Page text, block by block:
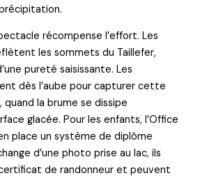
récompense l’effort. Les
les sommets du Taillefer,
pureté saisissante. Les
dès l’aube pour capturer cette
la brume se dissipe
glacée. Pour les enfants, l’Office
place un système de diplôme
d’une photo prise au lac, ils
de randonneur et peuvent